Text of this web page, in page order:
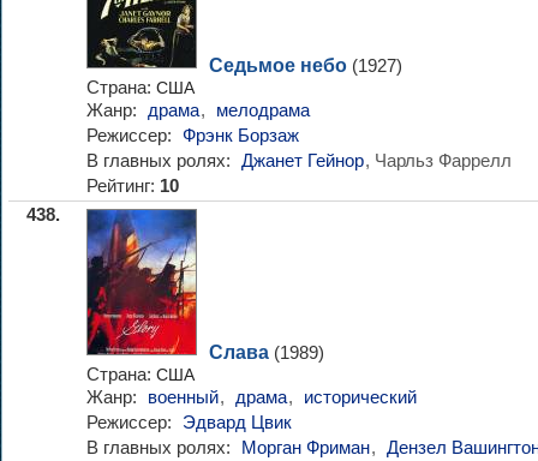
Седьмое небо (1927)
Страна: США
Жанр: драма,
мелодрама
Режиссер: Фрэнк Борзаж
В главных ролях: Джанет Гейнор, Чарльз Фаррелл
Рейтинг: 10
438.
Слава (1989)
Страна: США
Жанр: военный, драма,
исторический
Режиссер:
Эдвард Цвик
В главных ролях:
Морган Фриман, Дензел